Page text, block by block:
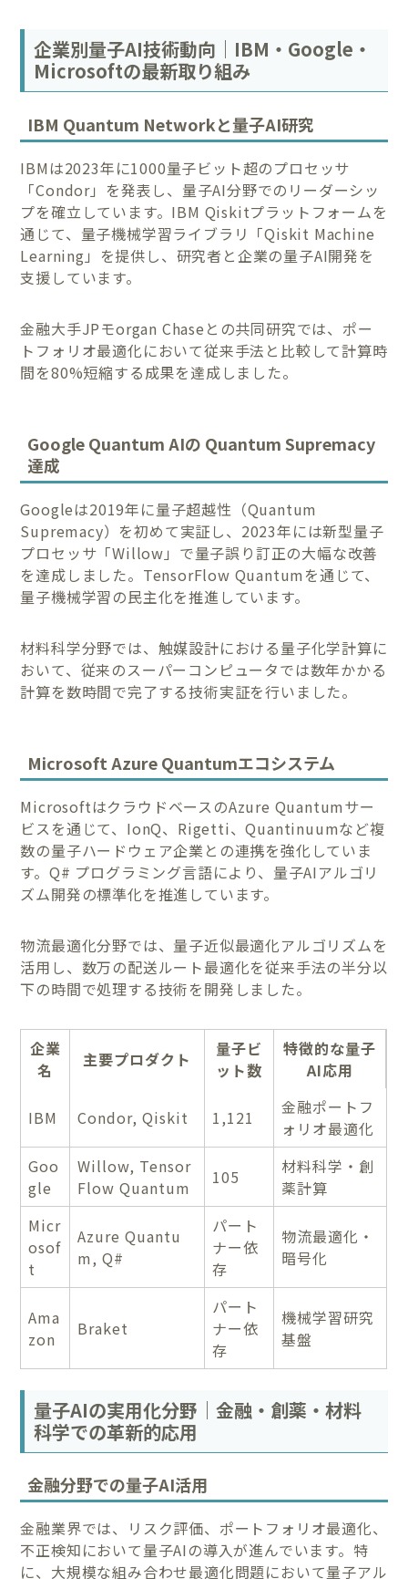
企業別量子AI技術動向｜IBM・Google・
Microsoftの最新取り組み
IBM Quantum Networkと量子AI研究
IBMは2023年に1000量子ビット超のプロセッサ
「Condor」を発表し、量子AI分野でのリーダーシッ
プを確立しています。IBM Qiskitプラットフォームを
通じて、量子機械学習ライブラリ「Qiskit Machine
Learning」を提供し、研究者と企業の量子AI開発を
支援しています。
金融大手JPモorgan Chaseとの共同研究では、ポー
トフォリオ最適化において従来手法と比較して計算時
間を80%短縮する成果を達成しました。
Google Quantum AIの Quantum Supremacy
達成
Googleは2019年に量子超越性（Quantum
Supremacy）を初めて実証し、2023年には新型量子
プロセッサ「Willow」で量子誤り訂正の大幅な改善
を達成しました。TensorFlow Quantumを通じて、
量子機械学習の民主化を推進しています。
材料科学分野では、触媒設計における量子化学計算に
おいて、従来のスーパーコンピュータでは数年かかる
計算を数時間で完了する技術実証を行いました。
Microsoft Azure Quantumエコシステム
MicrosoftはクラウドベースのAzure Quantumサー
ビスを通じて、IonQ、Rigetti、Quantinuumなど複
数の量子ハードウェア企業との連携を強化していま
す。Q# プログラミング言語により、量子AIアルゴリ
ズム開発の標準化を推進しています。
物流最適化分野では、量子近似最適化アルゴリズムを
活用し、数万の配送ルート最適化を従来手法の半分以
下の時間で処理する技術を開発しました。
企業
名
主要プロダクト
量子ビ
ット数
特徴的な量子
AI応用
IBM Condor, Qiskit 1,121
金融ポートフ
ォリオ最適化
Goo
gle
Willow, Tensor
Flow Quantum
105
材料科学・創
薬計算
Micr
osof
t
Azure Quantu
m, Q#
パート
ナー依
存
物流最適化・
暗号化
Ama
zon
Braket
パート
ナー依
存
機械学習研究
基盤
量子AIの実用化分野｜金融・創薬・材料
科学での革新的応用
金融分野での量子AI活用
金融業界では、リスク評価、ポートフォリオ最適化、
不正検知において量子AIの導入が進んでいます。特
に、大規模な組み合わせ最適化問題において量子アル